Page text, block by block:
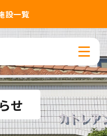
設一覧
せ